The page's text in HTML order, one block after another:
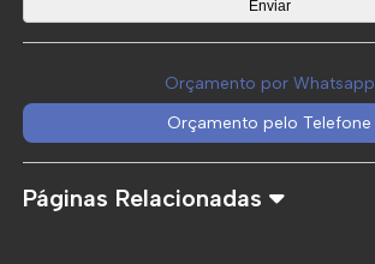
Orçamento por Whatsapp
Orçamento pelo Telefone
Páginas Relacionadas